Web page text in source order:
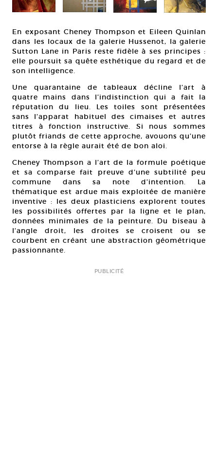
En exposant Cheney Thompson et Eileen Quinlan
dans les locaux de la galerie Hussenot, la galerie
Sutton Lane in Paris reste fidèle à ses principes :
elle poursuit sa quête esthétique du regard et de
son intelligence.
Une quarantaine de tableaux décline l’art à
quatre mains dans l’indistinction qui a fait la
réputation du lieu. Les toiles sont présentées
sans l’apparat habituel des cimaises et autres
titres à fonction instructive. Si nous sommes
plutôt friands de cette approche, avouons qu’une
entorse à la règle aurait été de bon aloi.
Cheney Thompson a l’art de la formule poétique
et sa comparse fait preuve d’une subtilité peu
commune dans sa note d’intention. La
thématique est ardue mais exploitée de manière
inventive : les deux plasticiens explorent toutes
les possibilités offertes par la ligne et le plan,
données minimales de la peinture. Du biseau à
l’angle droit, les droites se croisent ou se
courbent en créant une abstraction géométrique
passionnante.
PUBLICITÉ